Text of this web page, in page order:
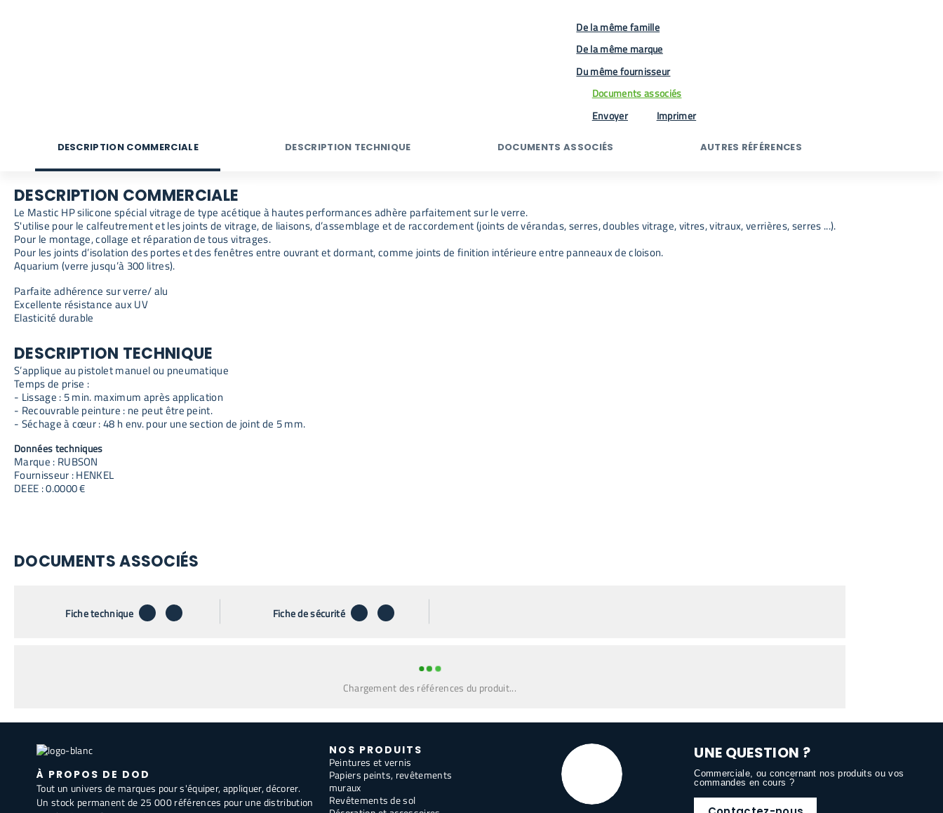
De la même famille
De la même marque
Du même fournisseur
Documents associés
Envoyer
Imprimer
DESCRIPTION COMMERCIALE DESCRIPTION TECHNIQUE DOCUMENTS ASSOCIÉS AUTRES RÉFÉRENCES
DESCRIPTION COMMERCIALE
Le Mastic HP silicone spécial vitrage de type acétique à hautes performances adhère parfaitement sur le verre.
S'utilise pour le calfeutrement et les joints de vitrage, de liaisons, d’assemblage et de raccordement (joints de vérandas, serres, doubles vitrage, vitres, vitraux, verrières, serres ...).
Pour le montage, collage et réparation de tous vitrages.
Pour les joints d’isolation des portes et des fenêtres entre ouvrant et dormant, comme joints de finition intérieure entre panneaux de cloison.
Aquarium (verre jusqu’à 300 litres).
Parfaite adhérence sur verre/ alu
Excellente résistance aux UV
Elasticité durable
DESCRIPTION TECHNIQUE
S’applique au pistolet manuel ou pneumatique
Temps de prise :
- Lissage : 5 min. maximum après application
- Recouvrable peinture : ne peut être peint.
- Séchage à cœur : 48 h env. pour une section de joint de 5 mm.
Données techniques
Marque : RUBSON
Fournisseur : HENKEL
DEEE : 0.0000 €
DOCUMENTS ASSOCIÉS
Fiche technique téléchargerenvoyer par email Fiche de sécurité téléchargerenvoyer par email
Chargement des références du produit...
À PROPOS DE DOD
Tout un univers de marques pour s'équiper, appliquer, décorer.
Un stock permanent de 25 000 références pour une distribution
NOS PRODUITS
Peintures et vernis
Papiers peints, revêtements
muraux
Revêtements de sol
UNE QUESTION ?
Commerciale, ou concernant nos produits ou vos
commandes en cours ?